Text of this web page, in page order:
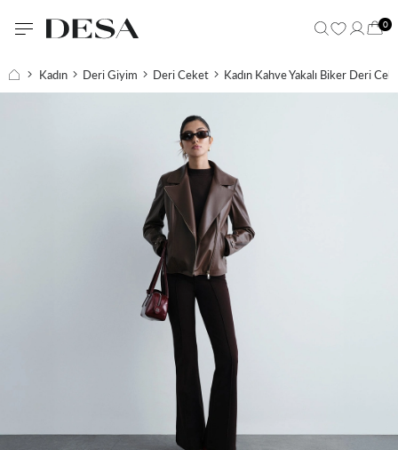
0
Kadın Deri Giyim Deri Ceket Kadın Kahve Yakalı Biker Deri